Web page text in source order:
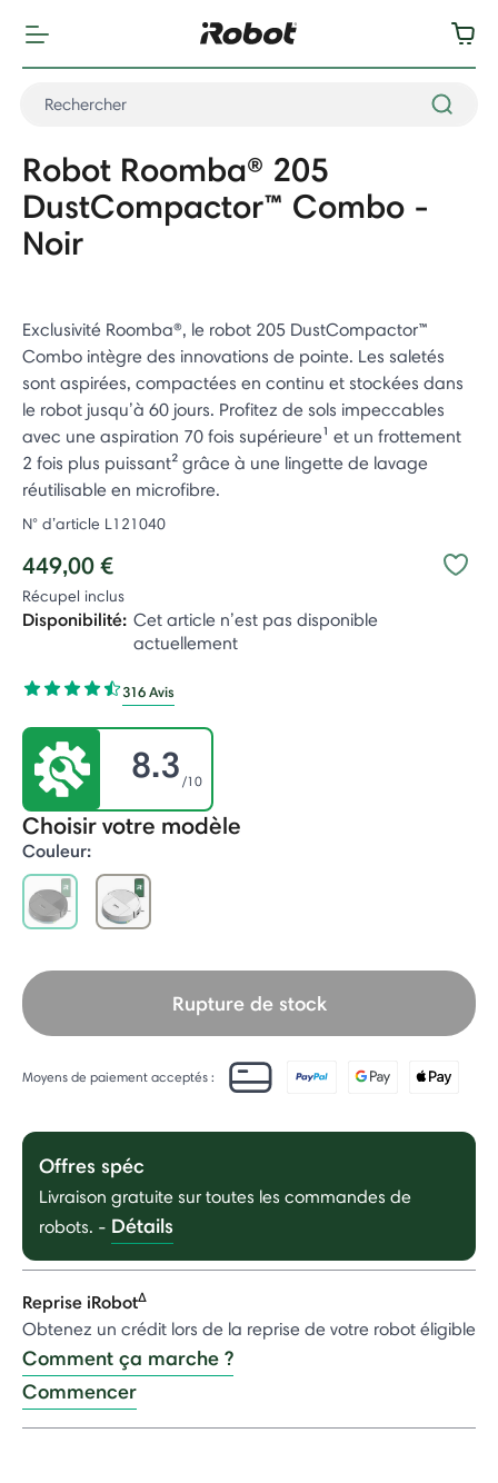
Robot Roomba® 205
DustCompactor™ Combo -
Noir
Exclusivité Roomba®, le robot 205 DustCompactor™
Combo intègre des innovations de pointe. Les saletés
sont aspirées, compactées en continu et stockées dans
le robot jusqu’à 60 jours. Profitez de sols impeccables
avec une aspiration 70 fois supérieure¹ et un frottement
2 fois plus puissant² grâce à une lingette de lavage
réutilisable en microfibre.
N° d’article L121040
449,00 €
Récupel inclus
Disponibilité: Cet article n’est pas disponible
actuellement
316 Avis
8.3 /10
Choisir votre modèle
Couleur:
Rupture de stock
Moyens de paiement acceptés :
Offres spéc
Livraison gratuite sur toutes les commandes de
robots. - Détails
Reprise iRobotΔ
Obtenez un crédit lors de la reprise de votre robot éligible
Comment ça marche ?
Commencer